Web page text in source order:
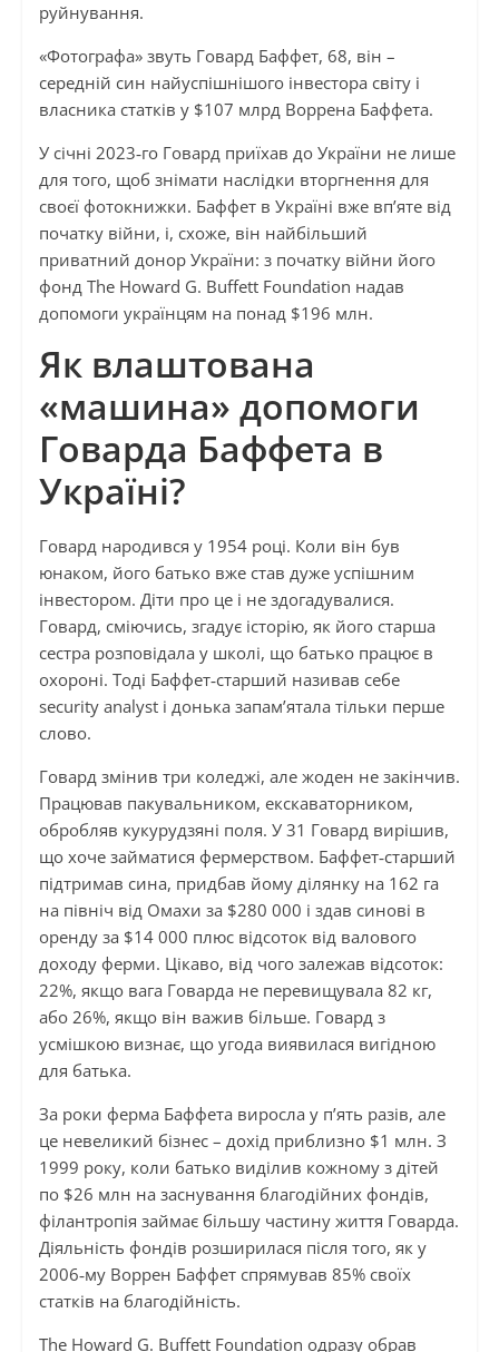
руйнування.
«Фотографа» звуть Говард Баффет, 68, він –
середній син найуспішнішого інвестора світу і
власника статків у $107 млрд Воррена Баффета.
У січні 2023‑го Говард приїхав до України не лише
для того, щоб знімати наслідки вторгнення для
своєї фотокнижки. Баффет в Україні вже вп’яте від
початку війни, і, схоже, він найбільший
приватний донор України: з початку війни його
фонд The Howard G. Buffett Foundation надав
допомоги українцям на понад $196 млн.
Як влаштована
«машина» допомоги
Говарда Баффета в
Україні?
Говард народився у 1954 році. Коли він був
юнаком, його батько вже став дуже успішним
інвестором. Діти про це і не здогадувалися.
Говард, сміючись, згадує історію, як його старша
сестра розповідала у школі, що батько працює в
охороні. Тоді Баффет‑старший називав себе
security analyst і донька запам’ятала тільки перше
слово.
Говард змінив три коледжі, але жоден не закінчив.
Працював пакувальником, екскаваторником,
обробляв кукурудзяні поля. У 31 Говард вирішив,
що хоче займатися фермерством. Баффет‑старший
підтримав сина, придбав йому ділянку на 162 га
на північ від Омахи за $280 000 і здав синові в
оренду за $14 000 плюс відсоток від валового
доходу ферми. Цікаво, від чого залежав відсоток:
22%, якщо вага Говарда не перевищувала 82 кг,
або 26%, якщо він важив більше. Говард з
усмішкою визнає, що угода виявилася вигідною
для батька.
За роки ферма Баффета виросла у п’ять разів, але
це невеликий бізнес – дохід приблизно $1 млн. З
1999 року, коли батько виділив кожному з дітей
по $26 млн на заснування благодійних фондів,
філантропія займає більшу частину життя Говарда.
Діяльність фондів розширилася після того, як у
2006‑му Воррен Баффет спрямував 85% своїх
статків на благодійність.
The Howard G. Buffett Foundation одразу обрав